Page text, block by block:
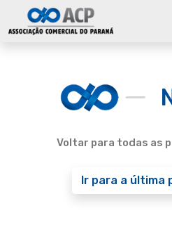
Voltar para todas as
Ir para a última